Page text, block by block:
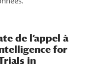
de l’appel à
for
in